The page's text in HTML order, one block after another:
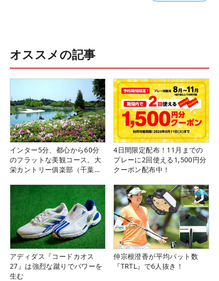
オススメの記事
インター5分、都心から60分
のフラットな美観コース。大
栄カントリー俱楽部（千葉
4日間限定配布！11月までの
プレーに2回使える1,500円分
クーポン配布中！
アディダス『コードカオス
27』は強烈な蹴りでパワーを
生む
仲宗根澄香が平均パット数
『TRTL』で6人抜き！